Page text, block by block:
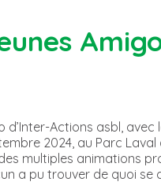
d’Inter-Actions asbl,
2024, au Parc
multiples animations
a pu trouver de quoi se